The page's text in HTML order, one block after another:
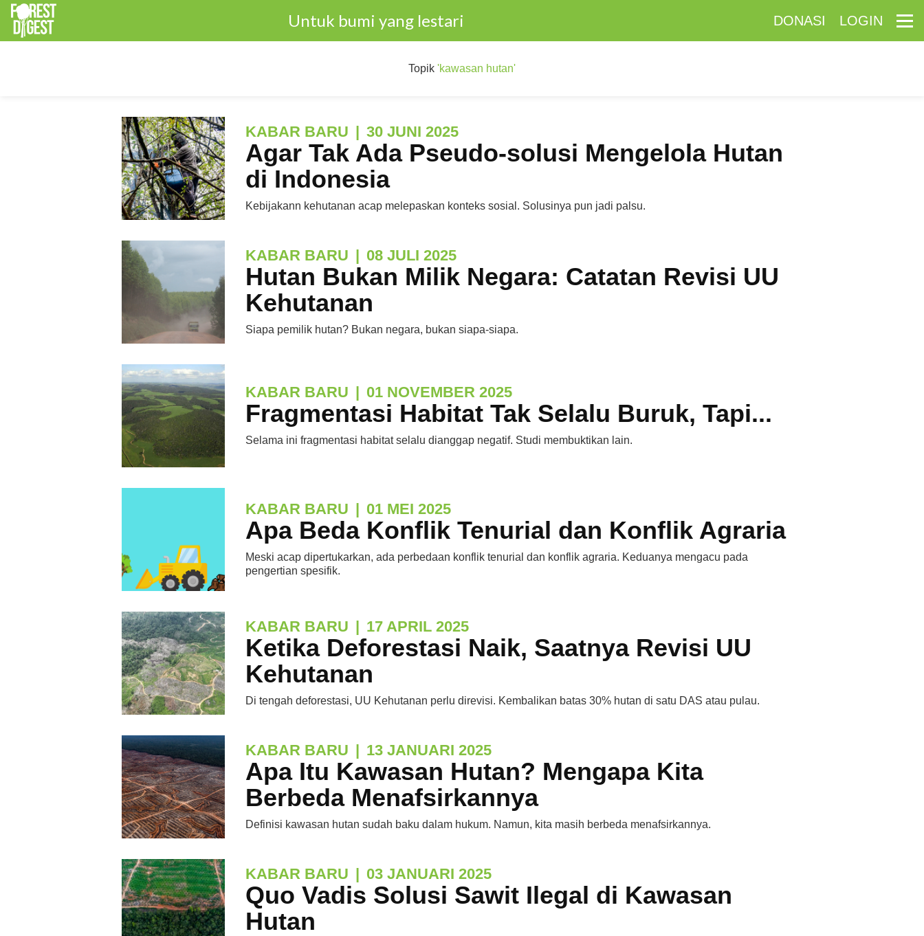
Untuk bumi yang lestari DONASI LOGIN
Topik 'kawasan hutan'
KABAR BARU | 30 JUNI 2025
Agar Tak Ada Pseudo-solusi Mengelola Hutan
di Indonesia
Kebijakann kehutanan acap melepaskan konteks sosial. Solusinya pun jadi palsu.
KABAR BARU | 08 JULI 2025
Hutan Bukan Milik Negara: Catatan Revisi UU
Kehutanan
Siapa pemilik hutan? Bukan negara, bukan siapa-siapa.
KABAR BARU | 01 NOVEMBER 2025
Fragmentasi Habitat Tak Selalu Buruk, Tapi...
Selama ini fragmentasi habitat selalu dianggap negatif. Studi membuktikan lain.
KABAR BARU | 01 MEI 2025
Apa Beda Konflik Tenurial dan Konflik Agraria
Meski acap dipertukarkan, ada perbedaan konflik tenurial dan konflik agraria. Keduanya mengacu pada
pengertian spesifik.
KABAR BARU | 17 APRIL 2025
Ketika Deforestasi Naik, Saatnya Revisi UU
Kehutanan
Di tengah deforestasi, UU Kehutanan perlu direvisi. Kembalikan batas 30% hutan di satu DAS atau pulau.
KABAR BARU | 13 JANUARI 2025
Apa Itu Kawasan Hutan? Mengapa Kita
Berbeda Menafsirkannya
Definisi kawasan hutan sudah baku dalam hukum. Namun, kita masih berbeda menafsirkannya.
KABAR BARU | 03 JANUARI 2025
Quo Vadis Solusi Sawit Ilegal di Kawasan
Hutan